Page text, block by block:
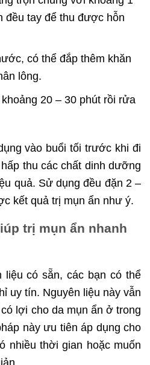
đều tay để thu được hỗn
có thể đắp thêm khăn
lông.
20 – 30 phút rồi rửa
vào buổi tối trước khi đi
thu các chất dinh dưỡng
quả. Sử dụng đều đặn 2 –
kết quả trị mụn ẩn như ý.
trị mụn ẩn nhanh
liệu có sẵn, các bạn có thể
uy tín. Nguyên liệu này vẫn
lợi cho da mụn ẩn ở trong
này ưu tiên áp dụng cho
nhiều thời gian hoặc muốn